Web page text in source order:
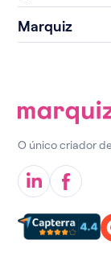
O único criador
Marquiz